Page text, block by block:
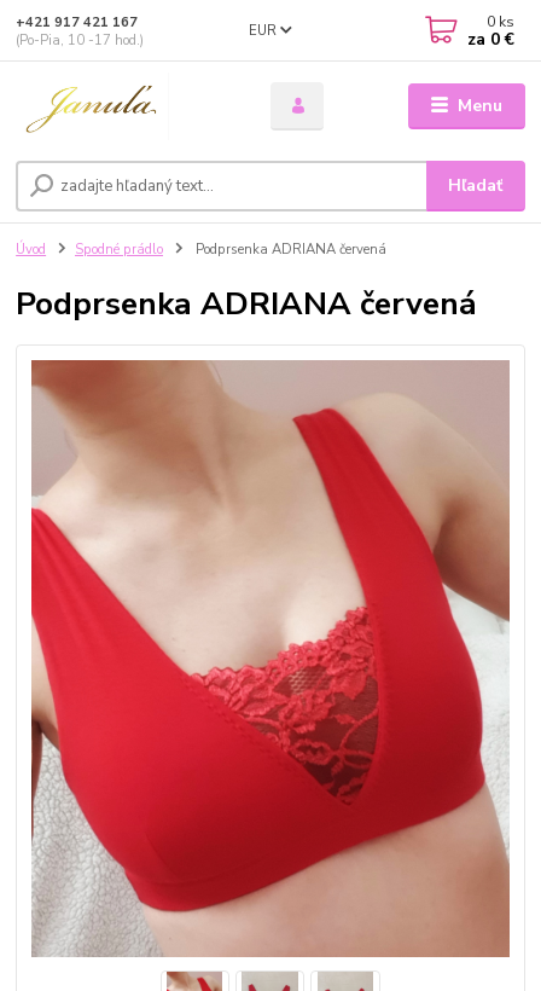
Menu
EUR
Hľadať
+421 917 421 167
(Po-Pia, 10 -17 hod.)
0 ks
za 0 €
Úvod Spodné prádlo Podprsenka ADRIANA červená
Podprsenka ADRIANA červená